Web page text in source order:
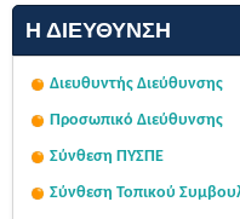
Η ΔΙΕΎΘΥΝΣΗ
Διευθυντής Διεύθυνσης
Προσωπικό Διεύθυνσης
Σύνθεση ΠΥΣΠΕ
Σύνθεση Τοπικού